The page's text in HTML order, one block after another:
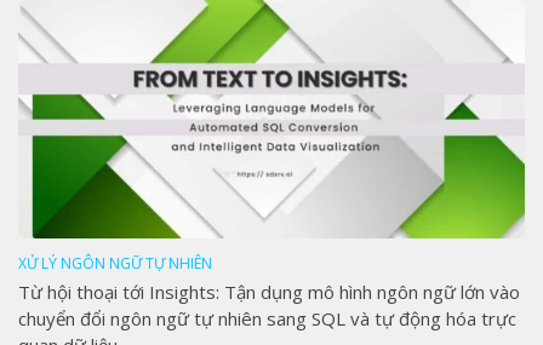
XỬ LÝ NGÔN NGỮ TỰ NHIÊN
Từ hội thoại tới Insights: Tận dụng mô hình ngôn ngữ lớn vào
chuyển đổi ngôn ngữ tự nhiên sang SQL và tự động hóa trực